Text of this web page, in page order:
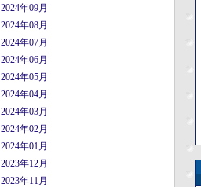
2024年09月
2024年08月
2024年07月
2024年06月
2024年05月
2024年04月
2024年03月
2024年02月
2024年01月
2023年12月
2023年11月